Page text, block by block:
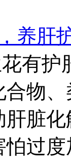
养肝
有
物
脏
过